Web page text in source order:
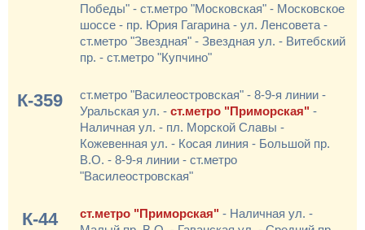
Победы" - ст.метро "Московская" - Московское
шоссе - пр. Юрия Гагарина - ул. Ленсовета -
ст.метро "Звездная" - Звездная ул. - Витебский
пр. - ст.метро "Купчино"
К-359
ст.метро "Василеостровская" - 8-9-я линии -
Уральская ул. - ст.метро "Приморская" -
Наличная ул. - пл. Морской Славы -
Кожевенная ул. - Косая линия - Большой пр.
В.О. - 8-9-я линии - ст.метро
"Василеостровская"
К-44 ст.метро "Приморская" - Наличная ул. -